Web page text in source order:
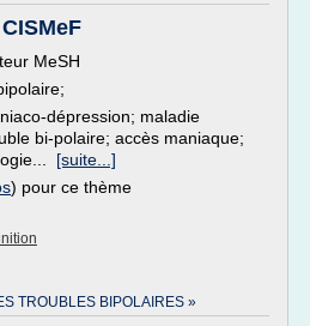
MeSH
dépression; maladie
bi-polaire; accès maniaque;
[suite...]
) pour ce thème
TROUBLES BIPOLAIRES »